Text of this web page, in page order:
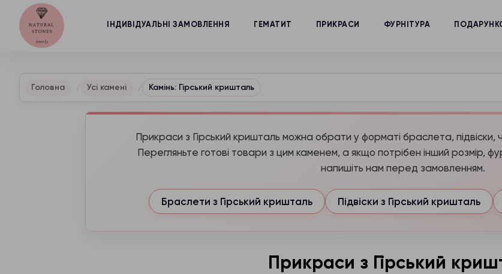
ІНДИВІДУАЛЬНІ ЗАМОВЛЕННЯ ГЕМАТИТ ПРИКРАСИ ФУРНІТУРА
Головна Усі камені Камінь: Гірський кришталь
Прикраси з Гірський кришталь можна обрати у форматі браслета, підвіски,
Перегляньте готові товари з цим каменем, а якщо потрібен інший розмір,
напишіть нам перед замовленням.
Браслети з Гірський кришталь Підвіски з Гірський кришталь
Прикраси з Гірський